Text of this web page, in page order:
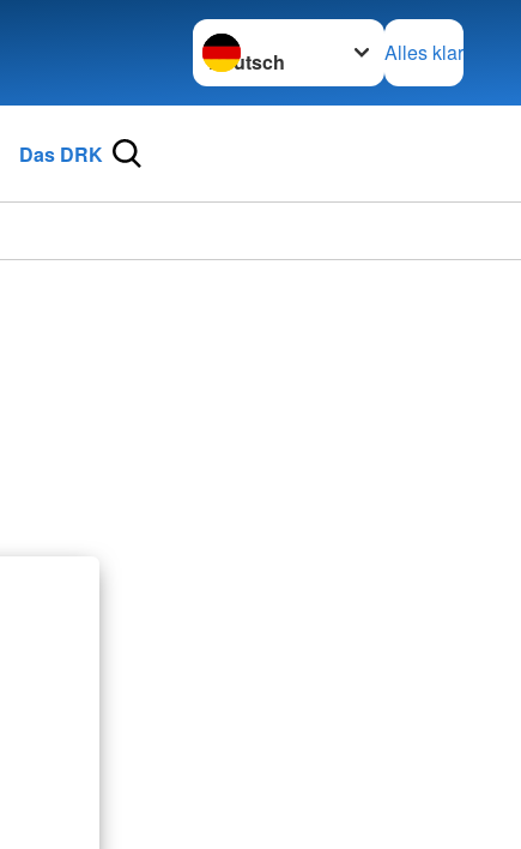
Sprache wechseln zu
Alles klar
Das DRK